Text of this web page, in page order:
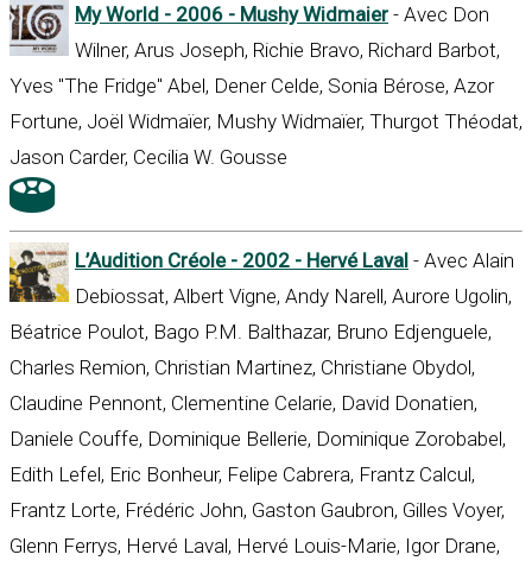
My World - 2006 - Mushy Widmaier - Avec Don
Wilner, Arus Joseph, Richie Bravo, Richard Barbot,
Yves "The Fridge" Abel, Dener Celde, Sonia Bérose, Azor
Fortune, Joël Widmaïer, Mushy Widmaïer, Thurgot Théodat,
Jason Carder, Cecilia W. Gousse
L’Audition Créole - 2002 - Hervé Laval - Avec Alain
Debiossat, Albert Vigne, Andy Narell, Aurore Ugolin,
Béatrice Poulot, Bago P.M. Balthazar, Bruno Edjenguele,
Charles Remion, Christian Martinez, Christiane Obydol,
Claudine Pennont, Clementine Celarie, David Donatien,
Daniele Couffe, Dominique Bellerie, Dominique Zorobabel,
Edith Lefel, Eric Bonheur, Felipe Cabrera, Frantz Calcul,
Frantz Lorte, Frédéric John, Gaston Gaubron, Gilles Voyer,
Glenn Ferrys, Hervé Laval, Hervé Louis-Marie, Igor Drane,